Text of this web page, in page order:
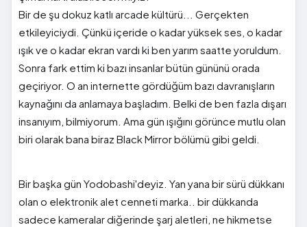
Bir de şu dokuz katlı arcade kültürü... Gerçekten
etkileyiciydi. Çünkü içeride o kadar yüksek ses, o kadar
ışık ve o kadar ekran vardı ki ben yarım saatte yoruldum.
Sonra fark ettim ki bazı insanlar bütün gününü orada
geçiriyor. O an internette gördüğüm bazı davranışların
kaynağını da anlamaya başladım. Belki de ben fazla dışarı
insanıyım, bilmiyorum. Ama gün ışığını görünce mutlu olan
biri olarak bana biraz Black Mirror bölümü gibi geldi.
Bir başka gün Yodobashi'deyiz. Yan yana bir sürü dükkanı
olan o elektronik alet cenneti marka.. bir dükkanda
sadece kameralar diğerinde şarj aletleri, ne hikmetse